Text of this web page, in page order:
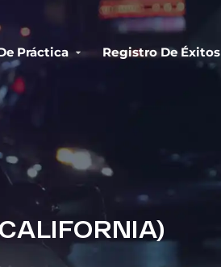
Práctica Registro De Éxitos